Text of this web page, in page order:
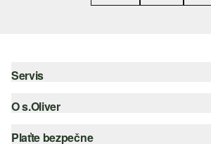
Servis
Pomoc a FAQ
Nápoveda k veľkostiam
O s.Oliver
Leták
Plaťte bezpečne